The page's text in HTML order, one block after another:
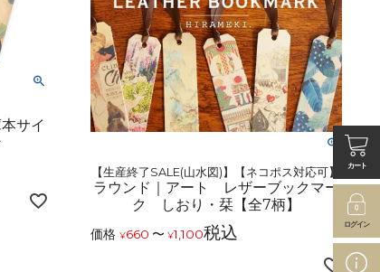
サイ
【生産終了SALE(山水図)】【ネコポス対応可】
ラウンド｜アート レザーブックマー
ク しおり・栞【全7柄】
価格 ¥660 〜 ¥1,100税込
カート
ログイン